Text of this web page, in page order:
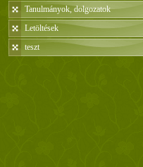
Tanulmányok, dolgozatok
Letöltések
teszt